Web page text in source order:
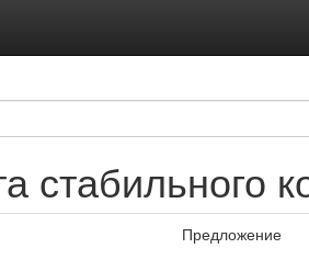
стабильного
Предложение